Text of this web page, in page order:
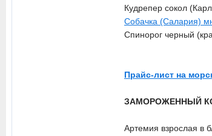
Кудрепер сокол
Собачка (Салария)
Спинорог черный
Прайс-лист на
ЗАМОРОЖЕННЫЙ
Артемия взрослая в